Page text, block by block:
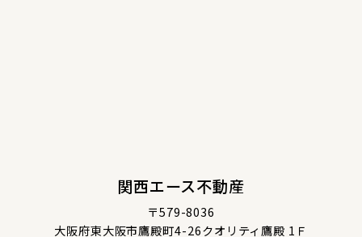
関西エース不動産
〒579-8036
大阪府東大阪市鷹殿町4-26クオリティ鷹殿 1Ｆ